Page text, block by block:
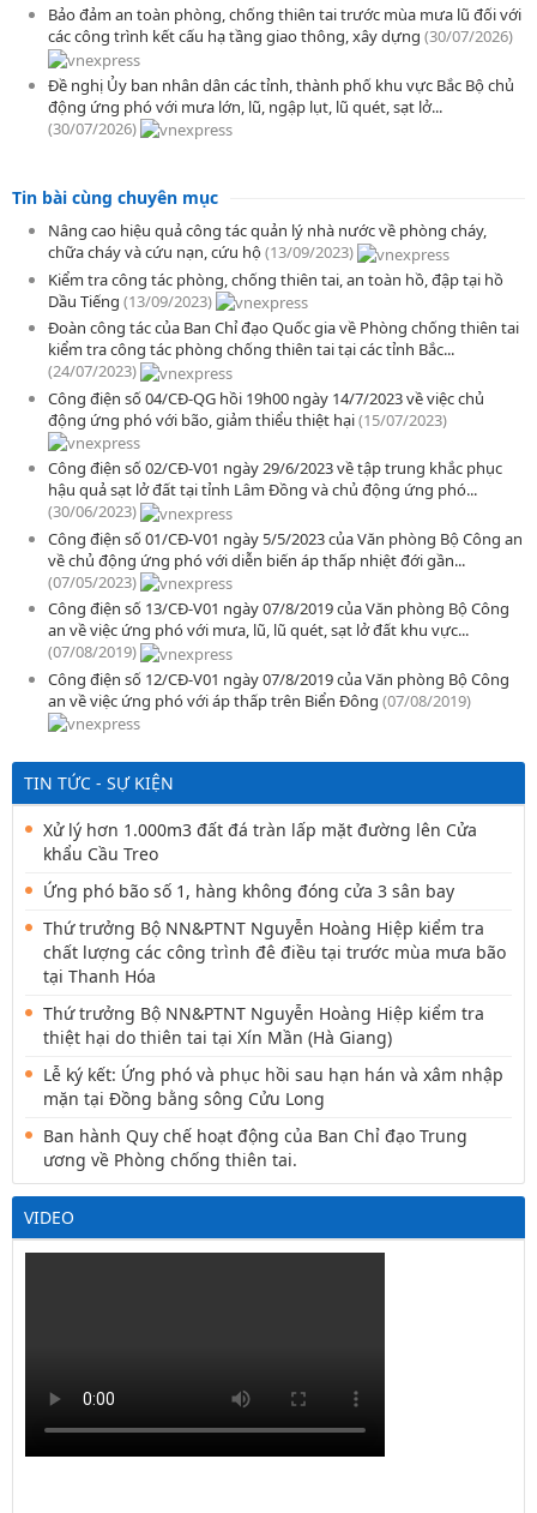
Bảo đảm an toàn phòng, chống thiên tai trước mùa mưa lũ đối với
các công trình kết cấu hạ tầng giao thông, xây dựng (30/07/2026)
Đề nghị Ủy ban nhân dân các tỉnh, thành phố khu vực Bắc Bộ chủ
động ứng phó với mưa lớn, lũ, ngập lụt, lũ quét, sạt lở...
(30/07/2026)
Tin bài cùng chuyên mục
Nâng cao hiệu quả công tác quản lý nhà nước về phòng cháy,
chữa cháy và cứu nạn, cứu hộ(13/09/2023)
Kiểm tra công tác phòng, chống thiên tai, an toàn hồ, đập tại hồ
Dầu Tiếng (13/09/2023)
Đoàn công tác của Ban Chỉ đạo Quốc gia về Phòng chống thiên tai
kiểm tra công tác phòng chống thiên tai tại các tỉnh Bắc...
(24/07/2023)
Công điện số 04/CĐ-QG hồi 19h00 ngày 14/7/2023 về việc chủ
động ứng phó với bão, giảm thiểu thiệt hại(15/07/2023)
Công điện số 02/CĐ-V01 ngày 29/6/2023 về tập trung khắc phục
hậu quả sạt lở đất tại tỉnh Lâm Đồng và chủ động ứng phó...
(30/06/2023)
Công điện số 01/CĐ-V01 ngày 5/5/2023 của Văn phòng Bộ Công an
về chủ động ứng phó với diễn biến áp thấp nhiệt đới gần...
(07/05/2023)
Công điện số 13/CĐ-V01 ngày 07/8/2019 của Văn phòng Bộ Công
an về việc ứng phó với mưa, lũ, lũ quét, sạt lở đất khu vực...
(07/08/2019)
Công điện số 12/CĐ-V01 ngày 07/8/2019 của Văn phòng Bộ Công
an về việc ứng phó với áp thấp trên Biển Đông (07/08/2019)
TIN TỨC - SỰ KIỆN
Xử lý hơn 1.000m3 đất đá tràn lấp mặt đường lên Cửa
khẩu Cầu Treo
Ứng phó bão số 1, hàng không đóng cửa 3 sân bay
Thứ trưởng Bộ NN&PTNT Nguyễn Hoàng Hiệp kiểm tra
chất lượng các công trình đê điều tại trước mùa mưa bão
tại Thanh Hóa
Thứ trưởng Bộ NN&PTNT Nguyễn Hoàng Hiệp kiểm tra
thiệt hại do thiên tai tại Xín Mần (Hà Giang)
Lễ ký kết: Ứng phó và phục hồi sau hạn hán và xâm nhập
mặn tại Đồng bằng sông Cửu Long
Ban hành Quy chế hoạt động của Ban Chỉ đạo Trung
ương về Phòng chống thiên tai.
VIDEO